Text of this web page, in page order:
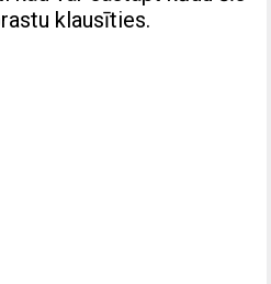
klausīties.